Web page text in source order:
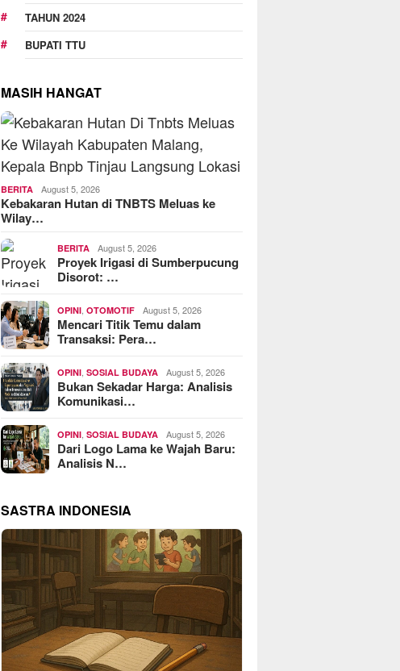
RAT Koperasi Jasa Widyani
Sejahtera Institut Perbanas,
TAHUN 2024
BUPATI TTU
MASIH HANGAT
BERITA August 5, 2026
Kebakaran Hutan di TNBTS Meluas ke
Wilay…
BERITA August 5, 2026
Proyek Irigasi di Sumberpucung
Disorot: …
OPINI ,OTOMOTIF August 5, 2026
Mencari Titik Temu dalam
Transaksi: Pera…
OPINI ,SOSIAL BUDAYA August 5, 2026
Bukan Sekadar Harga: Analisis
Komunikasi…
OPINI ,SOSIAL BUDAYA August 5, 2026
Dari Logo Lama ke Wajah Baru:
Analisis N…
SASTRA INDONESIA